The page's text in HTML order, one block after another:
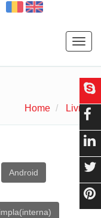
Home Livrari
Android